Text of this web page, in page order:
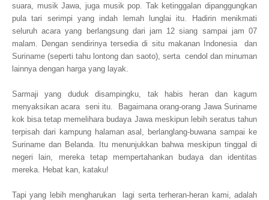
suara, musik Jawa, juga musik pop. Tak ketinggalan dipanggungkan
pula tari serimpi yang indah lemah lunglai itu. Hadirin menikmati
seluruh acara yang berlangsung dari jam 12 siang sampai jam 07
malam. Dengan sendirinya tersedia di situ makanan Indonesia dan
Suriname (seperti tahu lontong dan saoto), serta cendol dan minuman
lainnya dengan harga yang layak.
Sarmaji yang duduk disampingku, tak habis heran dan kagum
menyaksikan acara seni itu. Bagaimana orang-orang Jawa Suriname
kok bisa tetap memelihara budaya Jawa meskipun lebih seratus tahun
terpisah dari kampung halaman asal, berlanglang-buwana sampai ke
Suriname dan Belanda. Itu menunjukkan bahwa meskipun tinggal di
negeri lain, mereka tetap mempertahankan budaya dan identitas
mereka. Hebat kan, kataku!
Tapi yang lebih mengharukan lagi serta terheran-heran kami, adalah